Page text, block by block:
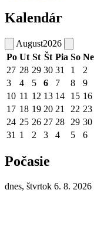
Kalendár
August2026
Po Ut St Št Pia So Ne
27 28 29 30 31 1
2
3
4 5 6 7 8
9
10 11 12 13 14 15 16
17 18 19 20 21 22 23
24 25 26 27 28 29 30
31 1 2 3 4 5 6
Počasie
dnes, štvrtok 6. 8. 2026